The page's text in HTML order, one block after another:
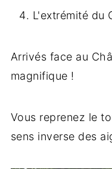
L'extrémité du
Arrivés face au
magnifique !
Vous reprenez le
sens inverse des